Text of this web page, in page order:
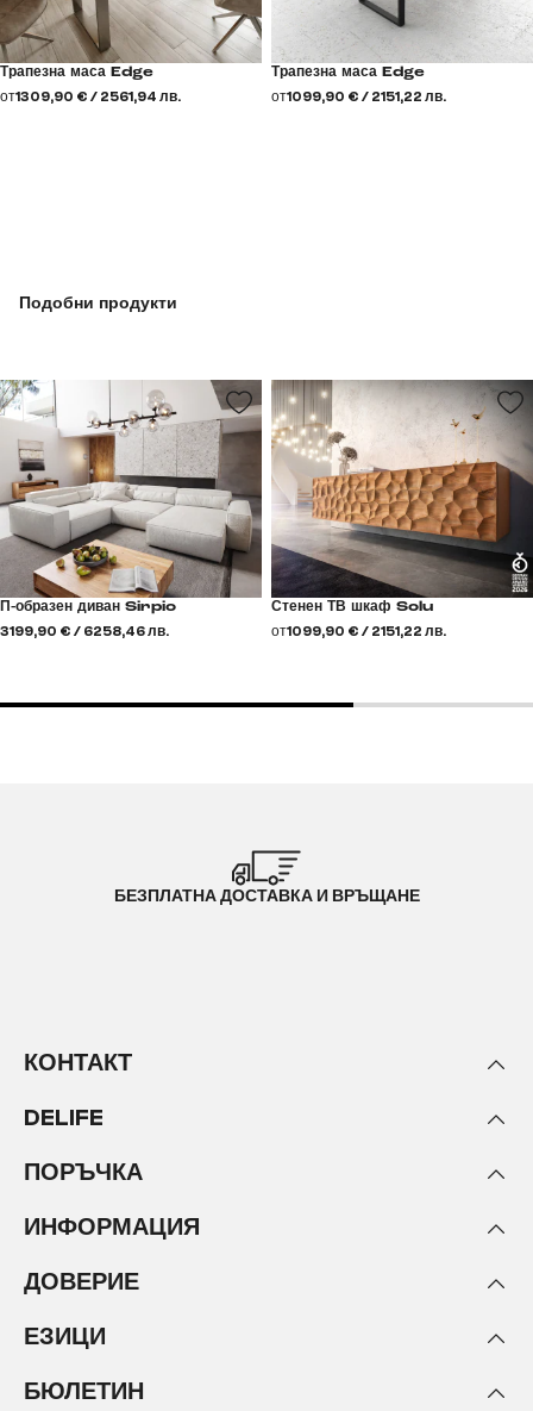
Подобни продукти
П-образен диван Sirpio
3199,90 € / 6258,46 лв.
Стенен ТВ шкаф Solu
от1099,90 € / 2151,22 лв.
Трапезна маса Edge
от1309,90 € / 2561,94 лв.
Трапезна маса Edge
от1099,90 € / 2151,22 лв.
БЕЗПЛАТНА ДОСТАВКА И ВРЪЩАНЕ
КОНТАКТ
DELIFE
ПОРЪЧКА
ИНФОРМАЦИЯ
ДОВЕРИЕ
ЕЗИЦИ
БЮЛЕТИН